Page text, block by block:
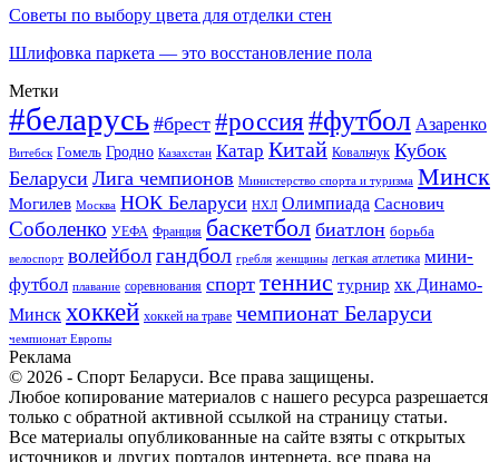
Советы по выбору цвета для отделки стен
Шлифовка паркета — это восстановление пола
Метки
#беларусь #брест #россия#футбол Азаренко
Витебск Гомель Гродно Казахстан Катар Китай Ковальчук Кубок
Беларуси Лига чемпионов Министерство спорта и туризма Минск
Могилев Москва НОК Беларуси НХЛ Олимпиада Саснович
Соболенко УЕФА Франция баскетбол биатлон борьба
велоспорт волейболгандбол гребля женщины легкая атлетика мини-
футбол плавание соревнования спорт теннис турнир хк Динамо-
Минск хоккей хоккей на траве чемпионат Беларуси
чемпионат Европы
Реклама
© 2026 - Спорт Беларуси. Все права защищены.
Любое копирование материалов с нашего ресурса разрешается
только с обратной активной ссылкой на страницу статьи.
Все материалы опубликованные на сайте взяты с открытых
источников и других порталов интернета, все права на